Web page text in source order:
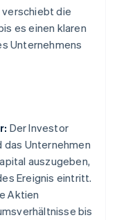
verschiebt die
es einen klaren
Unternehmens
Der Investor
das Unternehmen
auszugeben,
Ereignis eintritt.
Aktien
bis